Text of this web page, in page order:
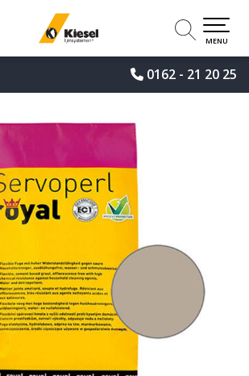
0162 - 21 20 25
MENU